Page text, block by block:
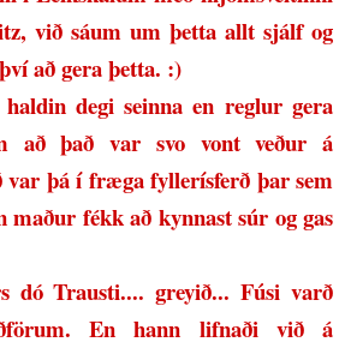
við sáum um þetta allt sjálf og
að gera þetta. :)
degi seinna en reglur gera
að það var svo vont veður á
var þá í fræga fyllerísferð þar sem
maður fékk að kynnast súr og gas
dó Trausti.... greyið... Fúsi varð
En hann lifnaði við á